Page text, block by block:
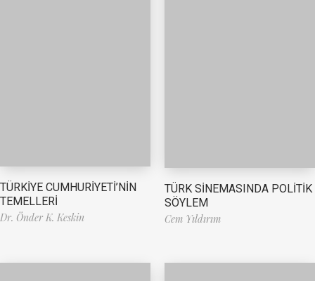
TÜRKİYE CUMHURİYETİ’NİN
TEMELLERİ
Dr. Önder K. Keskin
TÜRK SİNEMASINDA POLİTİK
SÖYLEM
Cem Yıldırım